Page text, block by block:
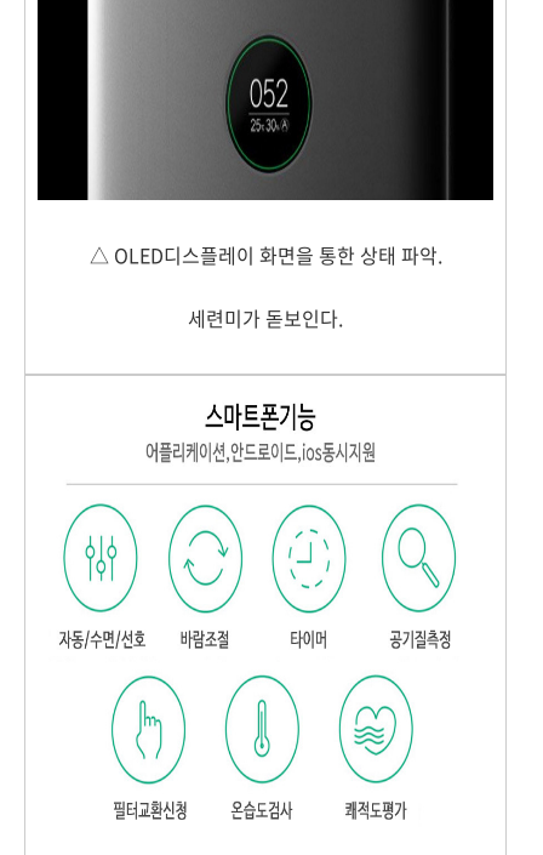
△ OLED디스플레이 화면을 통한 상태 파악.
세련미가 돋보인다.